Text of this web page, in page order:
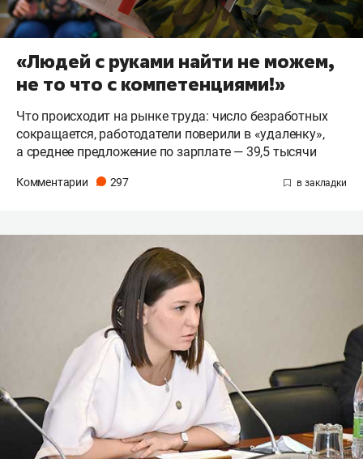
«Людей с руками найти не можем,
не то что с компетенциями!»
Что происходит на рынке труда: число безработных
сокращается, работодатели поверили в «удаленку»,
а среднее предложение по зарплате — 39,5 тысячи
Комментарии 297